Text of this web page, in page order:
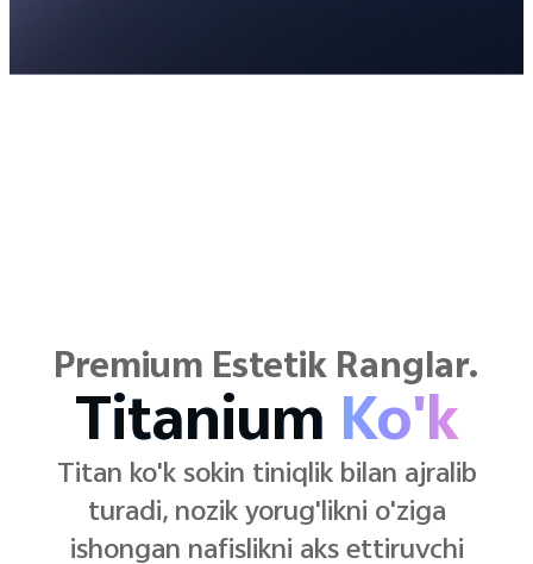
Premium Estetik Ranglar.
Hashamatli
Qora
Nafis qora rang tiniq va zamonaviy
bo'lib, toza chiziqlarni hech qachon
orqa fonda o'chmaydigan qora rang